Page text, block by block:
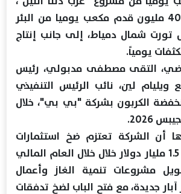
إضافة إلى نحو 40 مليون قدم مكعب يوميا من البئر
6" بحقل تورت شمال دمياط، إلى جانب إنتاج
التقى مصطفى مدبولي، رئيس
ويليام لين، نائب الرئيس التنفيذي
الكربون بشركة "بي بي"، خلال
2026.
أن الشركة تعتزم ضخ استثمارات
جديدة تُقدر بنحو 1.5 مليار دولار خلال خلال العام المالي
لتمويل مشروعات تنمية الغاز وأعمال
جديدة، مع فتح الباب لضخ تدفقات